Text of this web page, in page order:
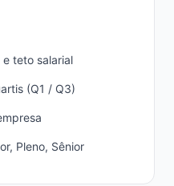
e teto salarial
(Q1 / Q3)
Pleno, Sênior